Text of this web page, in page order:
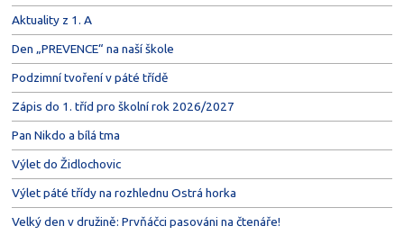
Aktuality z 1. A
Den „PREVENCE“ na naší škole
Podzimní tvoření v páté třídě
Zápis do 1. tříd pro školní rok 2026/2027
Pan Nikdo a bílá tma
Výlet do Židlochovic
Výlet páté třídy na rozhlednu Ostrá horka
Velký den v družině: Prvňáčci pasováni na čtenáře!